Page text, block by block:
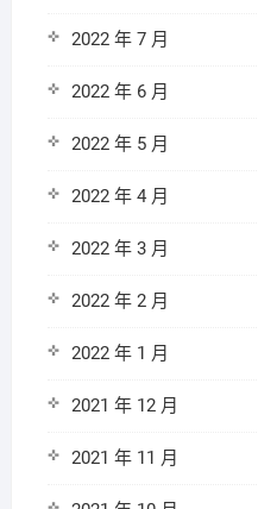
2022 年 7 月
2022 年 6 月
2022 年 5 月
2022 年 4 月
2022 年 3 月
2022 年 2 月
2022 年 1 月
2021 年 12 月
2021 年 11 月